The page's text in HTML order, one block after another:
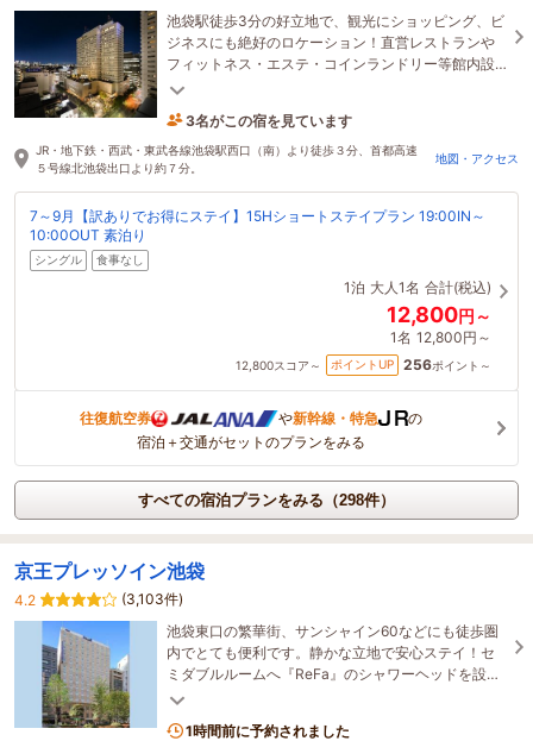
池袋駅徒歩3分の好立地で、観光にショッピング、ビ
ジネスにも絶好のロケーション！直営レストランや
フィットネス・エステ・コインランドリー等館内設
備も充実。長期ステイにも最適のハイクラスホテ
3名がこの宿を見ています
11時間前に予約されました
JR・地下鉄・西武・東武各線池袋駅西口（南）より徒歩３分、首都高速
５号線北池袋出口より約７分。
地図・アクセス
7～9月【訳ありでお得にステイ】15Hショートステイプラン 19:00IN～
10:00OUT 素泊り
シングル 食事なし
1泊 大人1名 合計(税込)
12,800円～
1名 12,800円～
12,800スコア～ ポイントUP 256ポイント～
往復航空券 や新幹線・特急
の
宿泊＋交通がセットのプランをみる
すべての宿泊プランをみる（298件）
京王プレッソイン池袋
4.2
(3,103件)
池袋東口の繁華街、サンシャイン60などにも徒歩圏
内でとても便利です。静かな立地で安心ステイ！セ
ミダブルルームへ『ReFa』のシャワーヘッドを設
置！
1時間前に予約されました